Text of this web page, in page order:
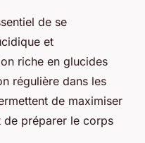
de se
et
riche en glucides
régulière dans les
de maximiser
de préparer le corps